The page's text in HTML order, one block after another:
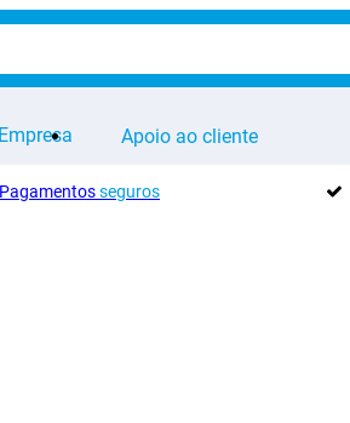
Empresa Apoio ao cliente
Pagamentosseguros